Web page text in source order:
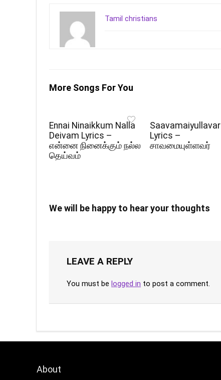
Tamil christians
More Songs For You
Ennai Ninaikkum Nalla
Deivam Lyrics –
என்னை நினைக்கும் நல்ல
தெய்வம்
Saavamaiyullavar
Lyrics –
சாவமையுள்ளவர்
We will be happy to hear your thoughts
LEAVE A REPLY
You must be logged in to post a comment.
About